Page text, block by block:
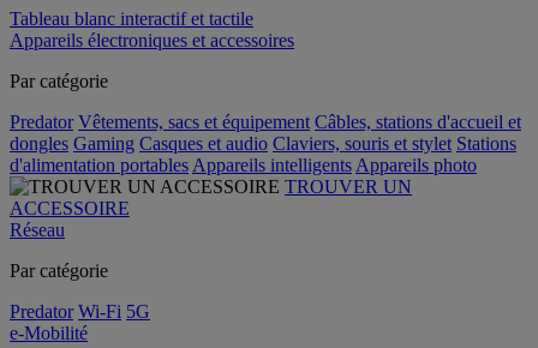
Tableau blanc interactif et tactile
Appareils électroniques et accessoires
Par catégorie
Predator Vêtements, sacs et équipement Câbles, stations d'accueil et
dongles Gaming Casques et audio Claviers, souris et stylet Stations
d'alimentation portables Appareils intelligents Appareils photo
TROUVER UN
ACCESSOIRE
Réseau
Par catégorie
Predator Wi-Fi 5G
e-Mobilité